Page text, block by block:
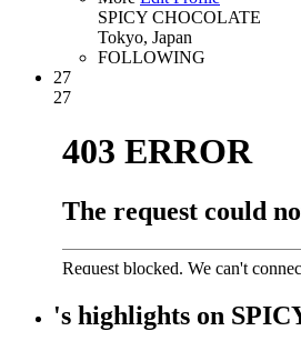
SPICY CHOCOLATE
Tokyo, Japan
FOLLOWING
27
27
's highlights on